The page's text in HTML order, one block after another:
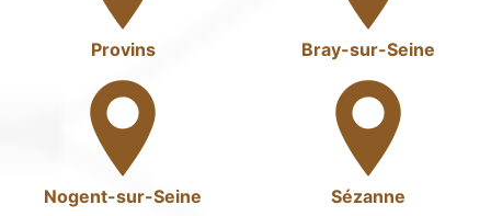
Provins Bray-sur-Seine
Nogent-sur-Seine Sézanne